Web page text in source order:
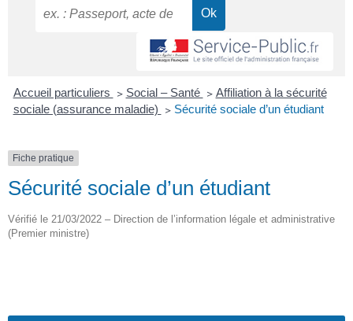
Accueil particuliers > Social – Santé > Affiliation à la sécurité
sociale (assurance maladie) > Sécurité sociale d’un étudiant
Fiche pratique
Sécurité sociale d’un étudiant
Vérifié le 21/03/2022 – Direction de l’information légale et administrative
(Premier ministre)